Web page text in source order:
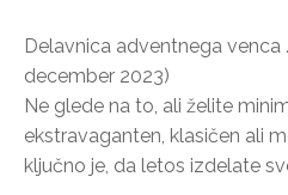
Delavnica adventnega
december 2023)
Ne glede na to, ali želite
ekstravaganten, klasičen ali
ključno je, da letos izdelate